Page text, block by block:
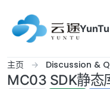
主页 Discussion &
MC03 SDK静态